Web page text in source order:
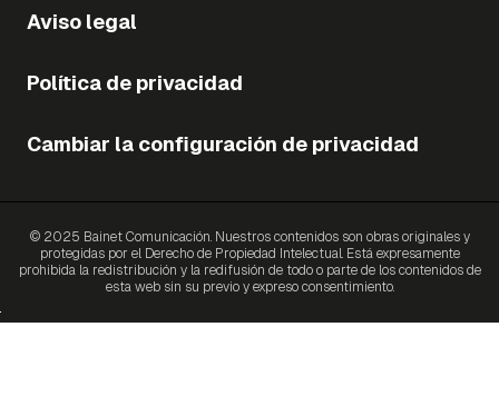
Aviso legal
Política de privacidad
Cambiar la configuración de privacidad
© 2025 Bainet Comunicación. Nuestros contenidos son obras originales y
protegidas por el Derecho de Propiedad Intelectual. Está expresamente
prohibida la redistribución y la redifusión de todo o parte de los contenidos de
esta web sin su previo y expreso consentimiento.